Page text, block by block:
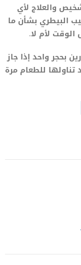
والعلاج لأي
البيطري بشأن ما
لأم لا.
بحجر واحد إذا جاز
للطعام مرة